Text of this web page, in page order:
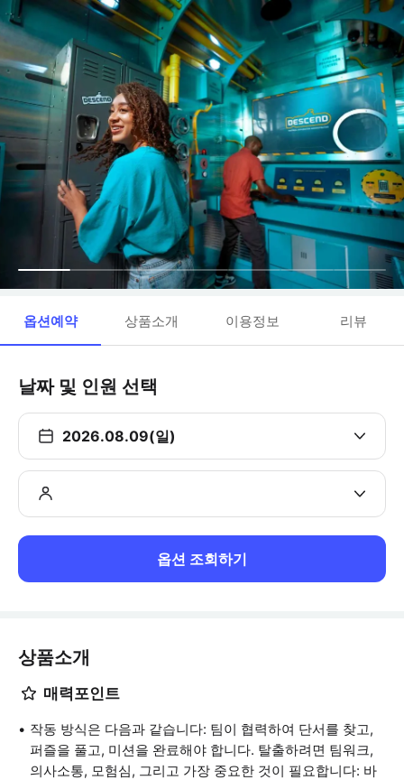
옵션예약 상품소개 이용정보 리뷰
날짜 및 인원 선택
2026.08.09(일)
옵션 조회하기
상품소개
매력포인트
작동 방식은 다음과 같습니다: 팀이 협력하여 단서를 찾고,
퍼즐을 풀고, 미션을 완료해야 합니다. 탈출하려면 팀워크,
의사소통, 모험심, 그리고 가장 중요한 것이 필요합니다: 바